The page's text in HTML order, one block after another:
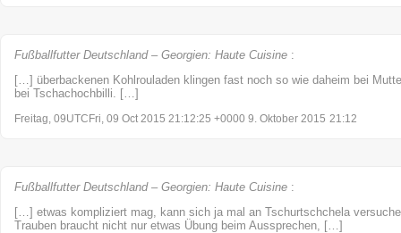
Fußballfutter Deutschland – Georgien: Haute Cuisine :
[…] überbackenen Kohlrouladen klingen fast noch so wie daheim bei
bei Tschachochbilli. […]
Freitag, 09UTCFri, 09 Oct 2015 21:12:25 +0000 9. Oktober 2015 21:12
Fußballfutter Deutschland – Georgien: Haute Cuisine :
[…] etwas kompliziert mag, kann sich ja mal an Tschurtschchela
Trauben braucht nicht nur etwas Übung beim Aussprechen, […]